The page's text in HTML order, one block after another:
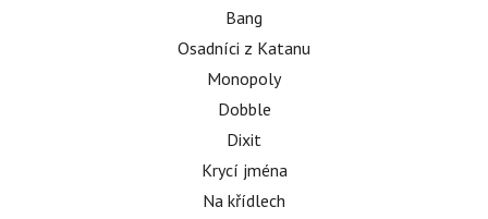
Bang
Osadníci z Katanu
Monopoly
Dobble
Dixit
Krycí jména
Na křídlech